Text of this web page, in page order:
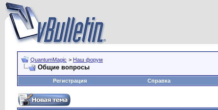
QuantumMagic > Наш форум
Общие вопросы
Регистрация
Справка